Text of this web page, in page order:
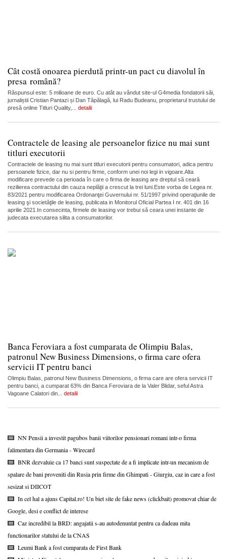
Cât costă onoarea pierdută printr-un pact cu diavolul în
presa română?
Răspunsul este: 5 milioane de euro. Cu atât au vândut site-ul G4media fondatorii săi,
jurnaliștii Cristian Pantazi și Dan Tăpălagă, lui Radu Budeanu, proprietarul trustului de
presă online Titluri Quality,... detalii
Contractele de leasing ale persoanelor fizice nu mai sunt
titluri executorii
Contractele de leasing nu mai sunt titluri executorii pentru consumatori, adica pentru
persoanele fizice, dar nu si pentru firme, conform unei noi legi in vigoare.Alta
modificare prevede ca perioada în care o firma de leasing are dreptul să ceară
rezilierea contractului din cauza neplăţii a crescut la trei luni.Este vorba de Legea nr.
83/2021 pentru modificarea Ordonanţei Guvernului nr. 51/1997 privind operaţiunile de
leasing şi societăţile de leasing, publicata in Monitorul Oficial Partea I nr. 401 din 16
aprilie 2021.In consecinta, firmele de leasing vor trebui să ceara unei instante de
judecata executarea silita a consumatorilor.
Banca Feroviara a fost cumparata de Olimpiu Balas,
patronul New Business Dimensions, o firma care ofera
servicii IT pentru banci
Olimpiu Balas, patronul New Business Dimensions, o firma care are ofera servicii IT
pentru banci, a cumparat 63% din Banca Feroviara de la Valer Blidar, seful Astra
Vagoane Calatori din... detalii
NN Pensii a investit pagubos banii viitorilor pensionari romani intr-o firma
falimentara din Germania - Wirecard
BNR dezvaluie ca 17 banci sunt suspectate de a fi implicate intr-un mecanism de
spalare de bani proveniti din Rusia prin firme din Ghimpati - Giurgiu, caz in care a fost
sesizat si DIICOT
In cel hal a ajuns Capital.ro! Un biet site de fake news (clickbait) promovat chiar de
Google, desi e conflict de interese
Caz incredibil la BRD: angajatii s-au autodenuntat pentru ca dadeau mita
functionarilor statului de la CNAS
Leumi Bank a fost cumparata de First Bank